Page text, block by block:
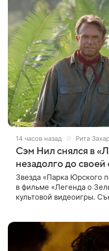
14 часов назад Рита
Сэм Нил снялся в
незадолго до своей
Звезда «Парка Юрского
в фильме «Легенда о
культовой видеоигры.